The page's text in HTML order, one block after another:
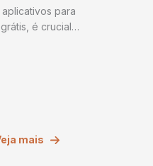
para
é crucial…
mais